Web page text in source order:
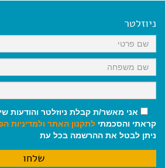
p
m
ניוזלטר
אני מאשר/ת קבלת ניוזלטר והודעות
קראתי והסכמתי לתקנון האתר ולמדיניות
ניתן לבטל את ההרשמה בכל עת